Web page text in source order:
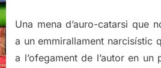
Una mena d’auro-catarsi que
a un emmirallament narcisístic
a l’ofegament de l’autor en un